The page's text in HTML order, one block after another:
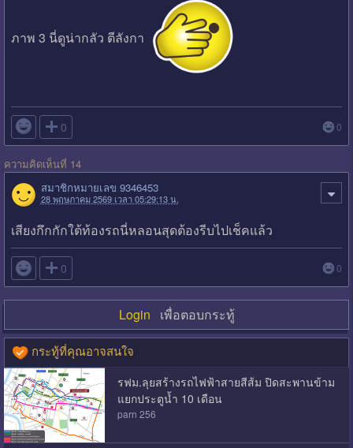
ภาพ 3 นี่ดูน่ากลัว ตีลังกา
 0 0
ความคิดเห็นที่ 14
สมาชิกหมายเลข 9346453
28 พฤษภาคม 2569 เวลา 05:29:13 น.
เสียงกึกกักใต้ท้องรถนี่หลอนสุดต้องรีบไปเช็คแล้ว
 0 0
Login เพื่อตอบกระทู้
กระทู้ที่คุณอาจสนใจ
รฟม.ลุยสร้างรถไฟฟ้าสายสีส้ม ปิดสะพานข้าม
แยกประตูน้ำ 10 เดือน
parn 256